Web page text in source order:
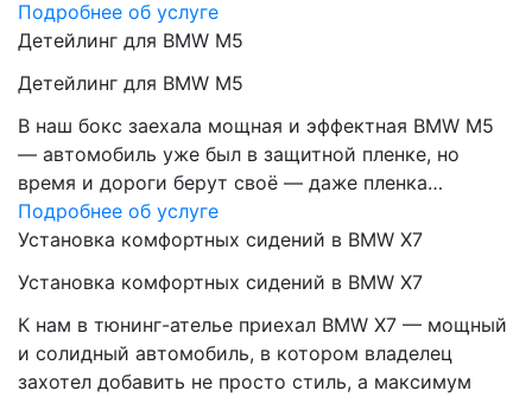
Подробнее об услуге
Детейлинг для BMW M5
Детейлинг для BMW M5
В наш бокс заехала мощная и эффектная BMW M5
— автомобиль уже был в защитной пленке, но
время и дороги берут своё — даже пленка…
Подробнее об услуге
Установка комфортных сидений в BMW X7
Установка комфортных сидений в BMW X7
К нам в тюнинг-ателье приехал BMW X7 — мощный
и солидный автомобиль, в котором владелец
захотел добавить не просто стиль, а максимум